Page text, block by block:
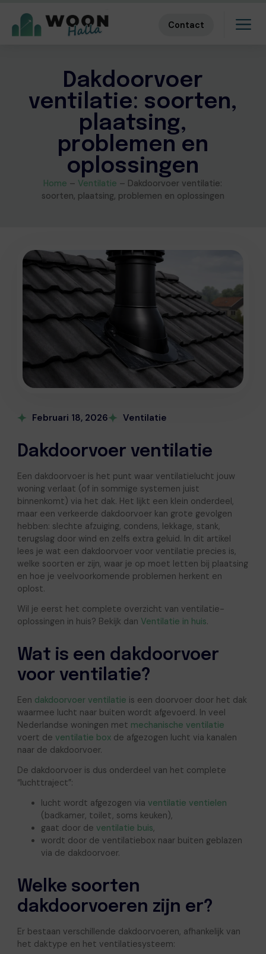
Contact
Dakdoorvoer
ventilatie: soorten,
plaatsing,
problemen en
oplossingen
Home – Ventilatie – Dakdoorvoer ventilatie:
soorten, plaatsing, problemen en oplossingen
Februari 18, 2026 Ventilatie
Dakdoorvoer ventilatie
Een dakdoorvoer is het punt waar ventilatielucht jouw
woning verlaat (of in sommige systemen juist
binnenkomt) via het dak. Het lijkt een klein onderdeel,
maar een verkeerde dakdoorvoer kan grote gevolgen
hebben: slechte afzuiging, condens, lekkage, stank,
terugslag door wind en zelfs extra geluid. In dit artikel
lees je wat een dakdoorvoer voor ventilatie precies is,
welke soorten er zijn, waar je op moet letten bij plaatsing
en hoe je veelvoorkomende problemen herkent en
oplost.
Wil je eerst het complete overzicht van ventilatie-
oplossingen in huis? Bekijk dan Ventilatie in huis.
Wat is een dakdoorvoer
voor ventilatie?
Een dakdoorvoer ventilatie is een doorvoer door het dak
waarmee lucht naar buiten wordt afgevoerd. In veel
Nederlandse woningen met mechanische ventilatie
voert de ventilatie boxde afgezogen lucht via kanalen
naar de dakdoorvoer.
De dakdoorvoer is dus onderdeel van het complete
“luchttraject”:
lucht wordt afgezogen via ventilatie ventielen
(badkamer, toilet, soms keuken),
gaat door de ventilatie buis,
wordt door de ventilatiebox naar buiten geblazen
via de dakdoorvoer.
Welke soorten
dakdoorvoeren zijn er?
Er bestaan verschillende dakdoorvoeren, afhankelijk van
het daktype en het ventilatiesysteem: